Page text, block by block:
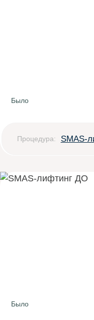
Было
Процедура: SMAS-
Было